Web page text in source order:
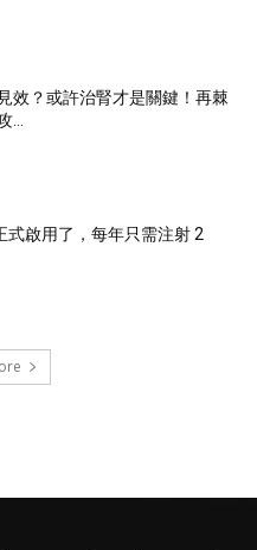
效？或許治腎才是關鍵！再棘
式啟用了，每年只需注射 2